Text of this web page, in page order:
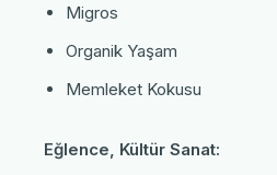
Migros
Organik Yaşam
Memleket Kokusu
Eğlence, Kültür Sanat: